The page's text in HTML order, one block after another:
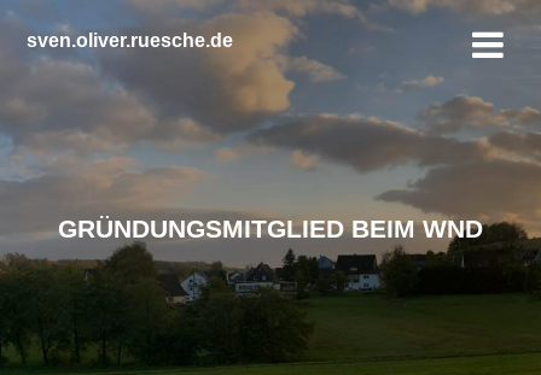
Zum
Inhalt
springen
sven.oliver.ruesche.de
GRÜNDUNGSMITGLIED BEIM WND